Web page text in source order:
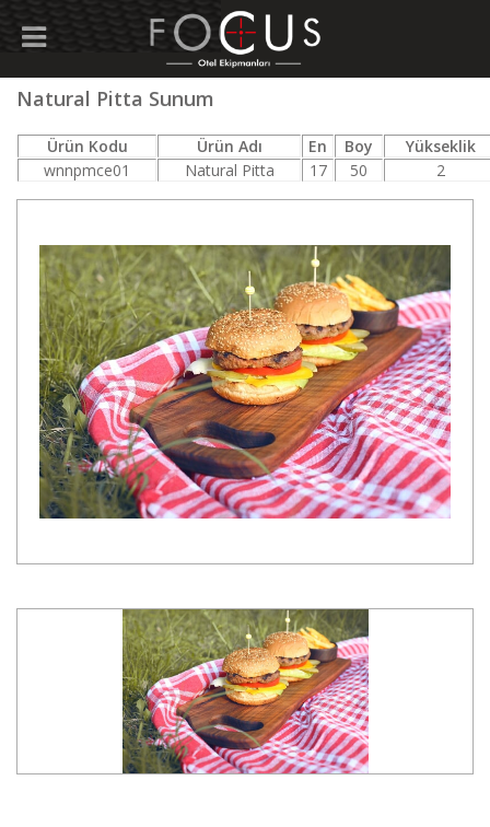
Natural Pitta Sunum
Ürün Kodu Ürün Adı En Boy
Yükseklik
wnnpmce01
Natural Pitta 17 50 2